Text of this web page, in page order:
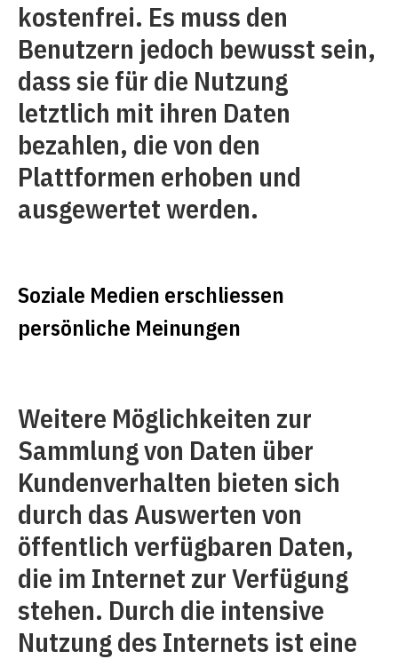
kostenfrei. Es muss den
Benutzern jedoch bewusst sein,
dass sie für die Nutzung
letztlich mit ihren Daten
bezahlen, die von den
Plattformen erhoben und
ausgewertet werden.
Soziale Medien erschliessen
persönliche Meinungen
Weitere Möglichkeiten zur
Sammlung von Daten über
Kundenverhalten bieten sich
durch das Auswerten von
öffentlich verfügbaren Daten,
die im Internet zur Verfügung
stehen. Durch die intensive
Nutzung des Internets ist eine